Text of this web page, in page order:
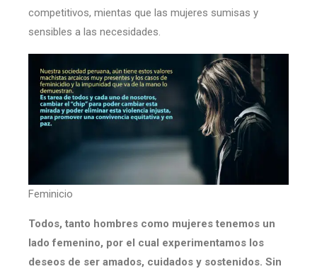
competitivos, mientas que las mujeres sumisas y
sensibles a las necesidades.
Feminicio
Todos, tanto hombres como mujeres tenemos un
lado femenino, por el cual experimentamos los
deseos de ser amados, cuidados y sostenidos. Sin